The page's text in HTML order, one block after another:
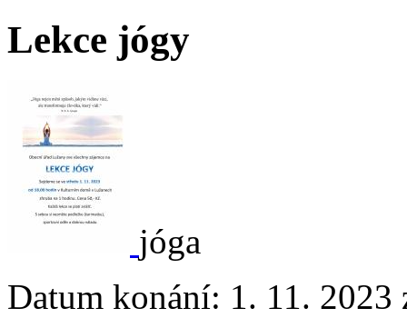
Lekce jógy
jóga
Datum konání: 1. 11. 2023